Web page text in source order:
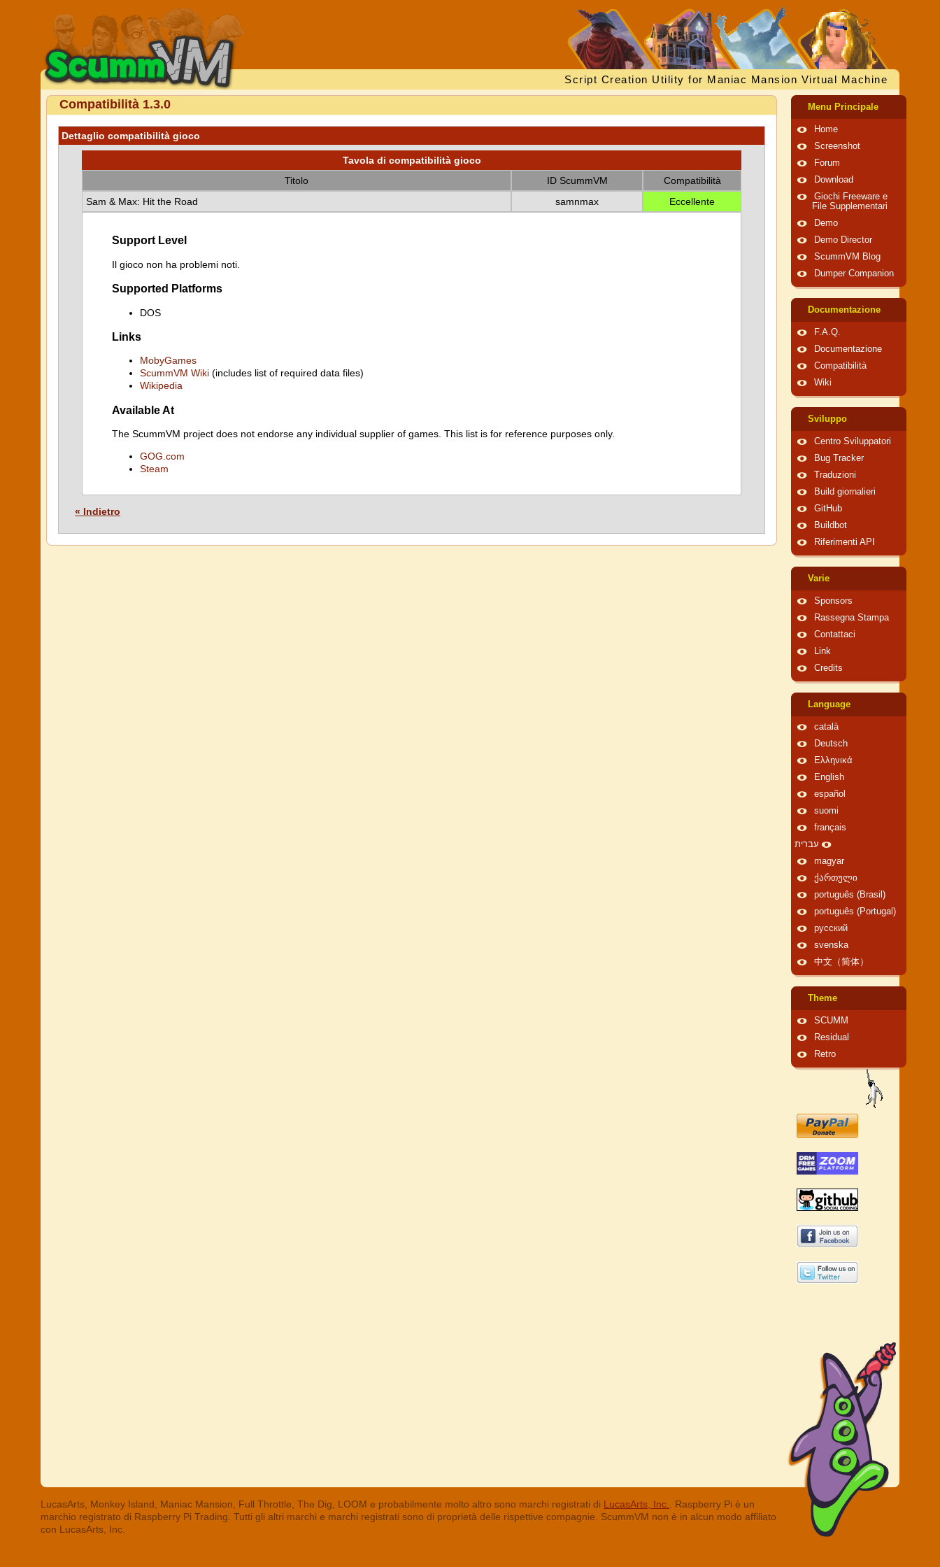
Script Creation Utility for Maniac Mansion Virtual Machine
Compatibilità 1.3.0
Dettaglio compatibilità gioco
Tavola di compatibilità gioco
Titolo
ID ScummVM
Compatibilità
Sam & Max: Hit the Road
samnmax Eccellente
Support Level
Il gioco non ha problemi noti.
Supported Platforms
DOS
Links
MobyGames
ScummVM Wiki (includes list of required data files)
Wikipedia
Available At
The ScummVM project does not endorse any individual supplier of games. This list is for reference purposes only.
GOG.com
Steam
« Indietro
Menu Principale
Home
Screenshot
Forum
Download
Giochi Freeware e
File Supplementari
Demo
Demo Director
ScummVM Blog
Dumper Companion
Documentazione
F.A.Q.
Documentazione
Compatibilità
Wiki
Sviluppo
Centro Sviluppatori
Bug Tracker
Traduzioni
Build giornalieri
GitHub
Buildbot
Riferimenti API
Varie
Sponsors
Rassegna Stampa
Contattaci
Link
Credits
Language
català
Deutsch
Ελληνικά
English
español
suomi
français
עברית
magyar
ქართული
português (Brasil)
português (Portugal)
русский
svenska
中文（简体）
Theme
SCUMM
Residual
Retro
LucasArts, Monkey Island, Maniac Mansion, Full Throttle, The Dig, LOOM e probabilmente molto altro sono marchi registrati di LucasArts, Inc.
. Raspberry Pi è un
marchio registrato di Raspberry Pi Trading. Tutti gli altri marchi e marchi registrati sono di proprietà delle rispettive compagnie. ScummVM non è in alcun modo affiliato
con LucasArts, Inc.